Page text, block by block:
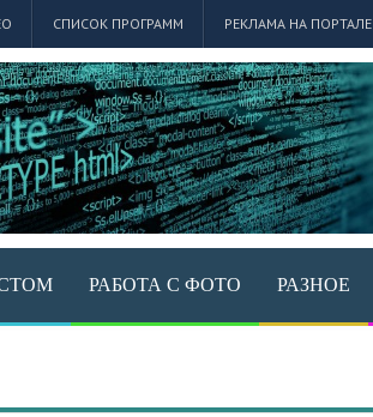
СПИСОК ПРОГРАММ РЕКЛАМА НА ПОРТАЛЕ
РАБОТА С ФОТО РАЗНОЕ